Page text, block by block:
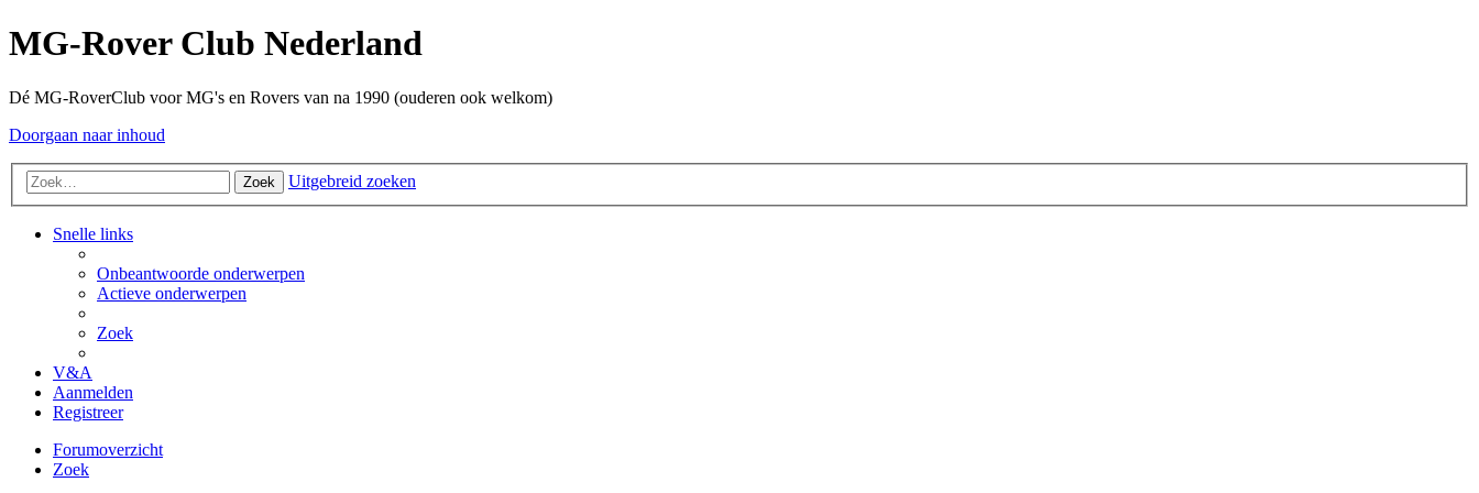
MG-Rover Club Nederland
Dé MG-RoverClub voor MG's en Rovers van na 1990 (ouderen ook welkom)
Doorgaan naar inhoud
Zoek Uitgebreid zoeken
Snelle links
Onbeantwoorde onderwerpen
Actieve onderwerpen
Zoek
V&A
Aanmelden
Registreer
Forumoverzicht
Zoek